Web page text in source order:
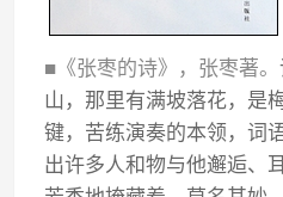
■《张枣的诗》，张枣著。
山，那里有满坡落花，是
键，苦练演奏的本领，词
出许多人和物与他邂逅、